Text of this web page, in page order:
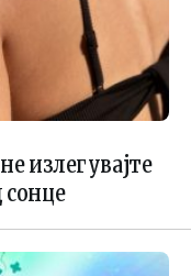
излегувајте
сонце